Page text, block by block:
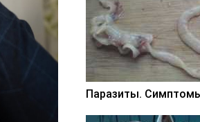
Паразиты.